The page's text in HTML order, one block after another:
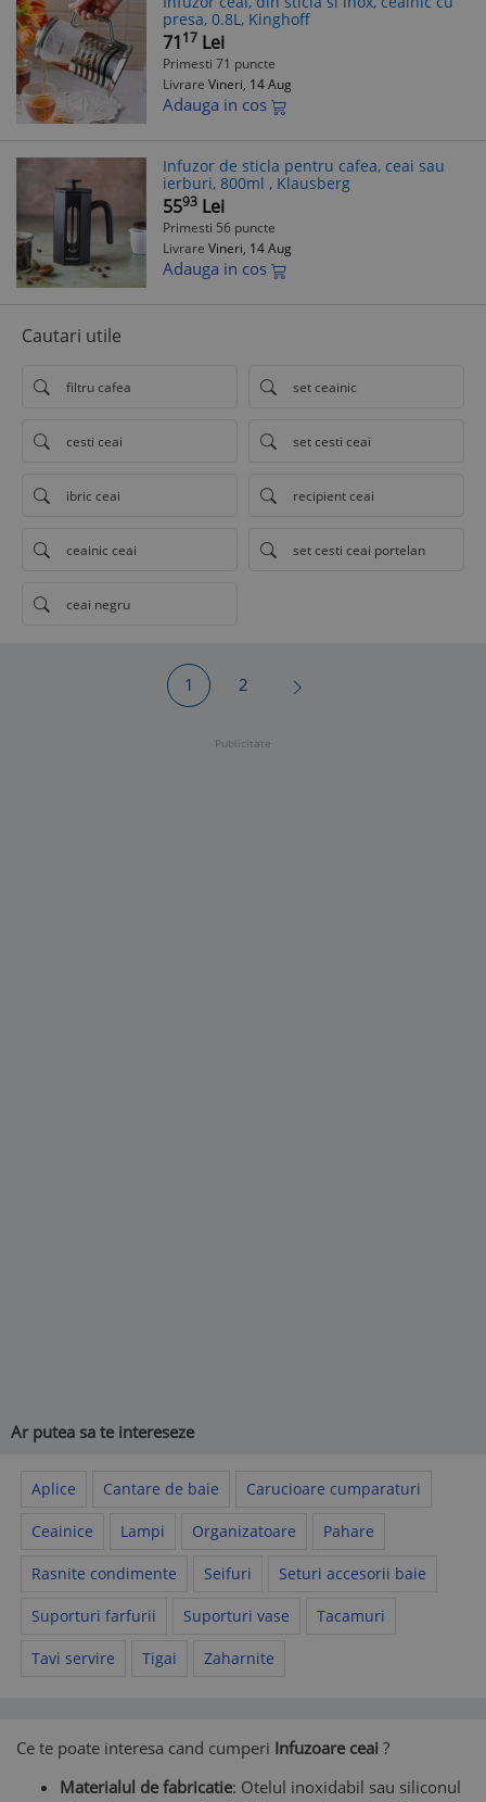
presa, 0.8L, Kinghoff
7117 Lei
Primesti 71 puncte
Livrare Vineri, 14 Aug
Adauga in cos
Infuzor de sticla pentru cafea, ceai sau
ierburi, 800ml , Klausberg
5593 Lei
Primesti 56 puncte
Livrare Vineri, 14 Aug
Adauga in cos
Cautari utile
filtru cafea set ceainic
cesti ceai set cesti ceai
ibric ceai recipient ceai
ceainic ceai set cesti ceai portelan
ceai negru
1 2
Publicitate
Ar putea sa te intereseze
Aplice Cantare de baie Carucioare cumparaturi
Ceainice Lampi Organizatoare Pahare
Rasnite condimente Seifuri Seturi accesorii baie
Suporturi farfurii Suporturi vase Tacamuri
Tavi servire Tigai Zaharnite
Ce te poate interesa cand cumperi Infuzoare ceai ?
Materialul de fabricatie: Otelul inoxidabil sau siliconul